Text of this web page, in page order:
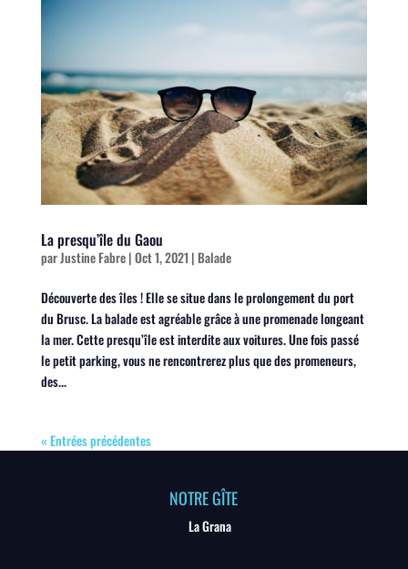
La presqu’île du Gaou
parJustine Fabre|Oct 1, 2021 | Balade
Découverte des îles ! Elle se situe dans le prolongement du port
du Brusc. La balade est agréable grâce à une promenade longeant
la mer. Cette presqu’île est interdite aux voitures. Une fois passé
le petit parking, vous ne rencontrerez plus que des promeneurs,
des...
« Entrées précédentes
NOTRE GÎTE
La Grana